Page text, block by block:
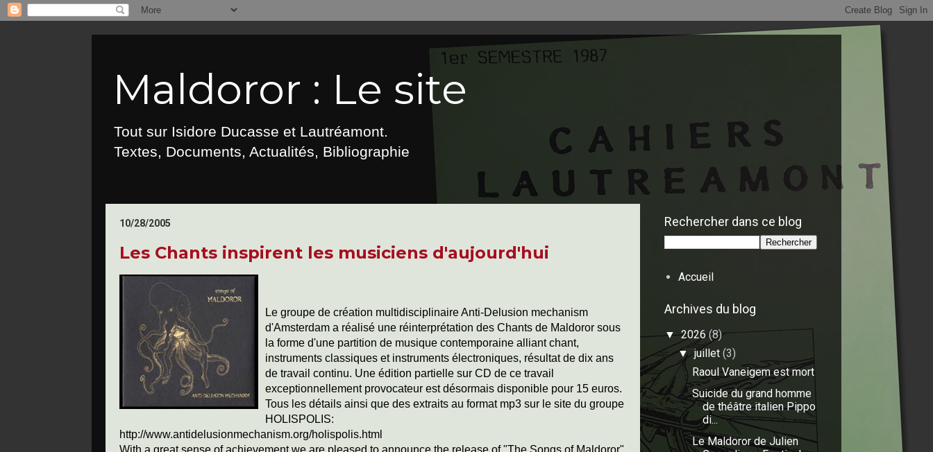
Maldoror : Le site
Tout sur Isidore Ducasse et Lautréamont.
Textes, Documents, Actualités, Bibliographie
10/28/2005
Les Chants inspirent les musiciens d'aujourd'hui
Le groupe de création multidisciplinaire Anti-Delusion mechanism
d'Amsterdam a réalisé une réinterprétation des Chants de Maldoror sous
la forme d'une partition de musique contemporaine alliant chant,
instruments classiques et instruments électroniques, résultat de dix ans
de travail continu. Une édition partielle sur CD de ce travail
exceptionnellement provocateur est désormais disponible pour 15 euros.
Tous les détails ainsi que des extraits au format mp3 sur le site du groupe
HOLISPOLIS:
http://www.antidelusionmechanism.org/holispolis.html
Rechercher dans ce blog
Accueil
Archives du blog
▼2026(8)
▼juillet(3)
Raoul Vaneigem est mort
Suicide du grand homme
de théâtre italien Pippo
di...
Le Maldoror de Julien